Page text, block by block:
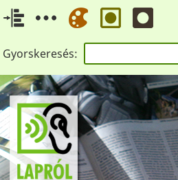
Gyorskeresés: